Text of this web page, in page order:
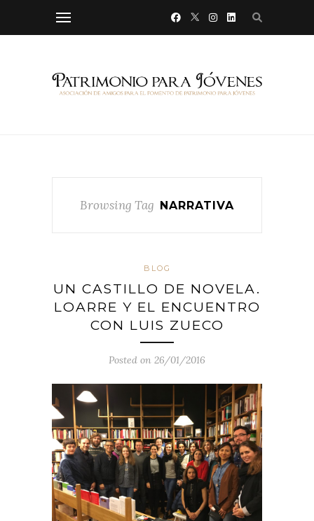
Browsing Tag NARRATIVA
BLOG
UN CASTILLO DE NOVELA.
LOARRE Y EL ENCUENTRO
CON LUIS ZUECO
Posted on 26/01/2016